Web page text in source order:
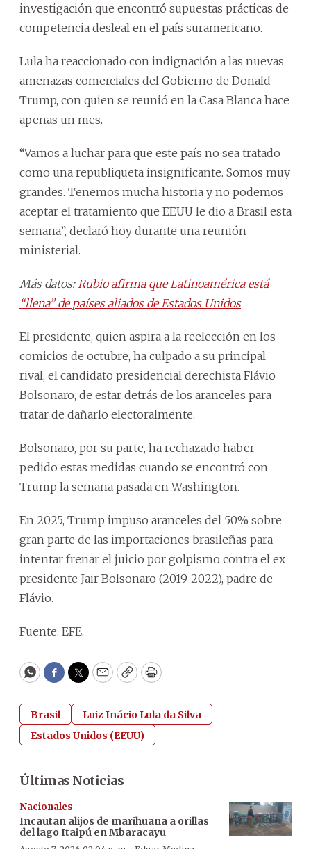
investigación que encontró supuestas prácticas de
competencia desleal en el país suramericano.
Lula ha reaccionado con indignación a las nuevas
amenazas comerciales del Gobierno de Donald
Trump, con quien se reunió en la Casa Blanca hace
apenas un mes.
“Vamos a luchar para que este país no sea tratado
como una republiqueta insignificante. Somos muy
grandes. Tenemos mucha historia y no podemos
aceptar el tratamiento que EEUU le dio a Brasil esta
semana”, declaró hoy durante una reunión
ministerial.
Más datos: Rubio afirma que Latinoamérica está
“llena” de países aliados de Estados Unidos
El presidente, quien aspira a la reelección en los
comicios de octubre, ha culpado a su principal
rival, el candidato presidencial derechista Flávio
Bolsonaro, de estar detrás de los aranceles para
tratar de dañarlo electoralmente.
Bolsonaro, por su parte, ha rechazado haber
pedido estas medidas cuando se encontró con
Trump la semana pasada en Washington.
En 2025, Trump impuso aranceles del 50% sobre
gran parte de las importaciones brasileñas para
intentar frenar el juicio por golpismo contra el ex
presidente Jair Bolsonaro (2019-2022), padre de
Flávio.
Fuente: EFE.
WhatsApp
Facebook
Twitter
EmailCopyPrint
Brasil
Luiz Inácio Lula da Silva
Estados Unidos (EEUU)
Últimas Noticias
Nacionales
Incautan alijos de marihuana a orillas
del lago Itaipú en Mbaracayu